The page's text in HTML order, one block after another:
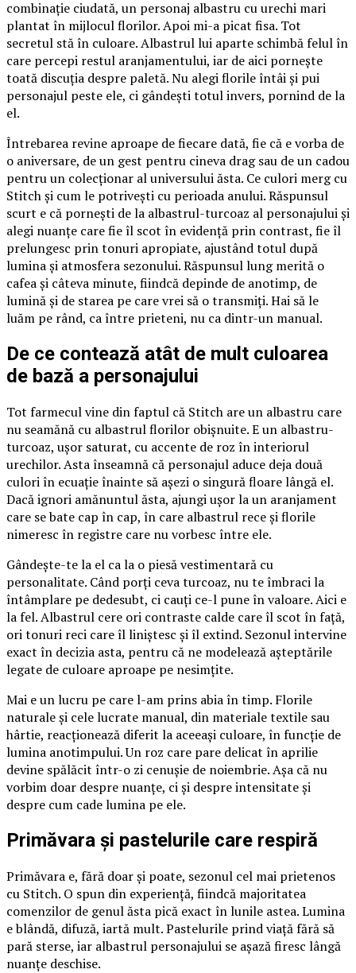
combinație ciudată, un personaj albastru cu urechi mari
plantat în mijlocul florilor. Apoi mi-a picat fisa. Tot
secretul stă în culoare. Albastrul lui aparte schimbă felul în
care percepi restul aranjamentului, iar de aici pornește
toată discuția despre paletă. Nu alegi florile întâi și pui
personajul peste ele, ci gândești totul invers, pornind de la
el.
Întrebarea revine aproape de fiecare dată, fie că e vorba de
o aniversare, de un gest pentru cineva drag sau de un cadou
pentru un colecționar al universului ăsta. Ce culori merg cu
Stitch și cum le potrivești cu perioada anului. Răspunsul
scurt e că pornești de la albastrul-turcoaz al personajului și
alegi nuanțe care fie îl scot în evidență prin contrast, fie îl
prelungesc prin tonuri apropiate, ajustând totul după
lumina și atmosfera sezonului. Răspunsul lung merită o
cafea și câteva minute, fiindcă depinde de anotimp, de
lumină și de starea pe care vrei să o transmiți. Hai să le
luăm pe rând, ca între prieteni, nu ca dintr-un manual.
De ce contează atât de mult culoarea
de bază a personajului
Tot farmecul vine din faptul că Stitch are un albastru care
nu seamănă cu albastrul florilor obișnuite. E un albastru-
turcoaz, ușor saturat, cu accente de roz în interiorul
urechilor. Asta înseamnă că personajul aduce deja două
culori în ecuație înainte să așezi o singură floare lângă el.
Dacă ignori amănuntul ăsta, ajungi ușor la un aranjament
care se bate cap în cap, în care albastrul rece și florile
nimeresc în registre care nu vorbesc între ele.
Gândește-te la el ca la o piesă vestimentară cu
personalitate. Când porți ceva turcoaz, nu te îmbraci la
întâmplare pe dedesubt, ci cauți ce-l pune în valoare. Aici e
la fel. Albastrul cere ori contraste calde care îl scot în față,
ori tonuri reci care îl liniștesc și îl extind. Sezonul intervine
exact în decizia asta, pentru că ne modelează așteptările
legate de culoare aproape pe nesimțite.
Mai e un lucru pe care l-am prins abia în timp. Florile
naturale și cele lucrate manual, din materiale textile sau
hârtie, reacționează diferit la aceeași culoare, în funcție de
lumina anotimpului. Un roz care pare delicat în aprilie
devine spălăcit într-o zi cenușie de noiembrie. Așa că nu
vorbim doar despre nuanțe, ci și despre intensitate și
despre cum cade lumina pe ele.
Primăvara și pastelurile care respiră
Primăvara e, fără doar și poate, sezonul cel mai prietenos
cu Stitch. O spun din experiență, fiindcă majoritatea
comenzilor de genul ăsta pică exact în lunile astea. Lumina
e blândă, difuză, iartă mult. Pastelurile prind viață fără să
pară sterse, iar albastrul personajului se așază firesc lângă
nuanțe deschise.